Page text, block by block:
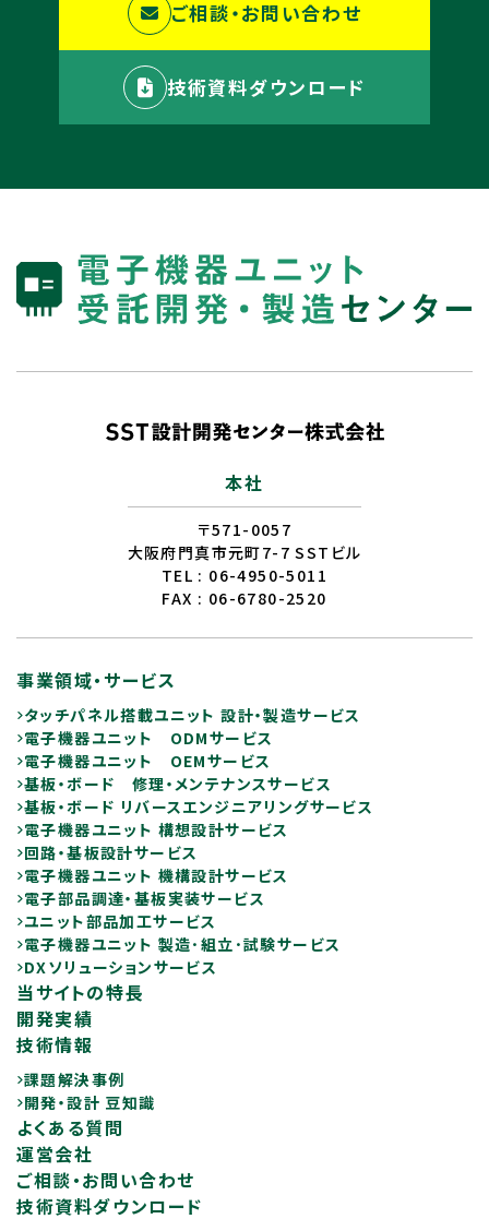
ご相談・お問い合わせ
技術資料ダウンロード
本社
〒571-0057
大阪府門真市元町7-7 SSTビル
TEL : 06-4950-5011
FAX : 06-6780-2520
事業領域・サービス
タッチパネル搭載ユニット 設計・製造サービス
電子機器ユニット ODMサービス
電子機器ユニット OEMサービス
基板・ボード 修理・メンテナンスサービス
基板・ボード リバースエンジニアリングサービス
電子機器ユニット 構想設計サービス
回路・基板設計サービス
電子機器ユニット 機構設計サービス
電子部品調達・基板実装サービス
ユニット部品加工サービス
電子機器ユニット 製造･組立･試験サービス
DXソリューションサービス
当サイトの特長
開発実績
技術情報
課題解決事例
開発・設計 豆知識
よくある質問
運営会社
ご相談・お問い合わせ
技術資料ダウンロード